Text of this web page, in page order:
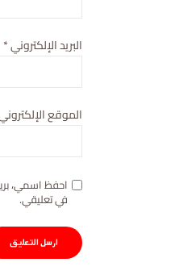
البريد الإلكتروني*
الموقع
احفظ اسمي،
في تعليقي.